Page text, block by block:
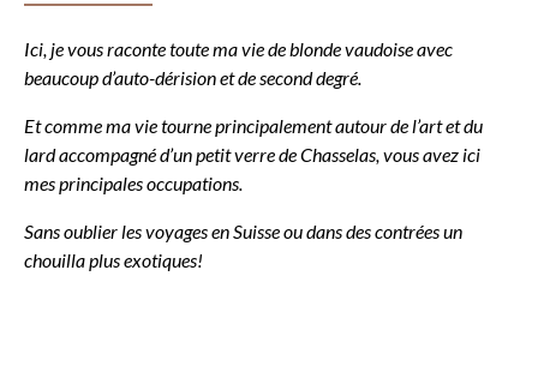
Ici, je vous raconte toute ma vie de blonde vaudoise avec
beaucoup d’auto-dérision et de second degré.
Et comme ma vie tourne principalement autour de l’art et du
lard accompagné d’un petit verre de Chasselas, vous avez ici
mes principales occupations.
Sans oublier les voyages en Suisse ou dans des contrées un
chouilla plus exotiques!